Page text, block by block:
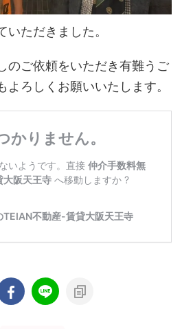
ただきました。
ご依頼をいただき有難うご
よろしくお願いいたします。